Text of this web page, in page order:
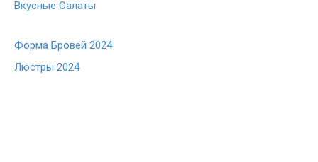
Вкусные Салаты
Форма Бровей 2024
Люстры 2024